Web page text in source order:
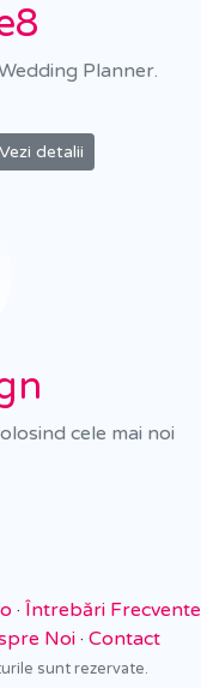
Planner.
Vezi detalii
cele mai noi
· Întrebări Frecvente
Noi· Contact
sunt rezervate.